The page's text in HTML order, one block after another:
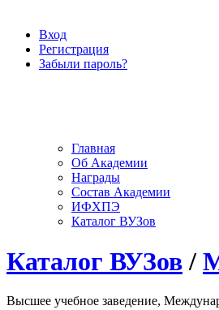
Вход
Регистрация
Забыли пароль?
Главная
Об Академии
Награды
Состав Академии
ИФХПЭ
Каталог ВУЗов
Каталог ВУЗов /
Высшее учебное заведение,